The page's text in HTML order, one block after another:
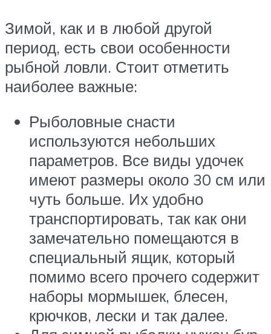
Зимой, как и в любой другой
период, есть свои особенности
рыбной ловли. Стоит отметить
наиболее важные:
Рыболовные снасти
используются небольших
параметров. Все виды удочек
имеют размеры около 30 см или
чуть больше. Их удобно
транспортировать, так как они
замечательно помещаются в
специальный ящик, который
помимо всего прочего содержит
наборы мормышек, блесен,
крючков, лески и так далее.